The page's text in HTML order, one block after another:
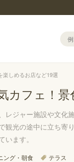
楽しめるお店など19選
カフェ！
レジャー施設や文
光の途中に立ち
ます。
ング・朝食 テラス